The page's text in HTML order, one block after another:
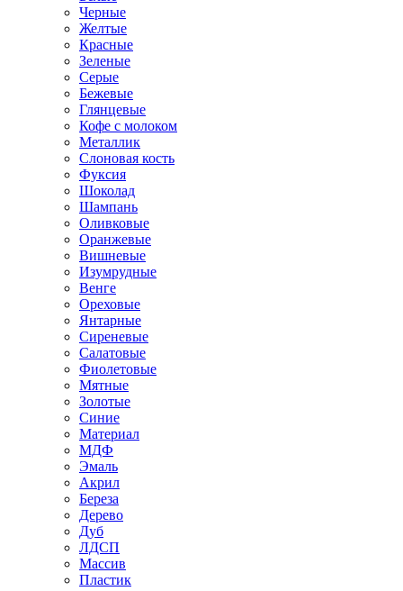
Черные
Желтые
Красные
Зеленые
Серые
Бежевые
Глянцевые
Кофе с молоком
Металлик
Слоновая кость
Фуксия
Шоколад
Шампань
Оливковые
Оранжевые
Вишневые
Изумрудные
Венге
Ореховые
Янтарные
Сиреневые
Салатовые
Фиолетовые
Мятные
Золотые
Синие
Материал
МДФ
Эмаль
Акрил
Береза
Дерево
Дуб
ЛДСП
Массив
Пластик